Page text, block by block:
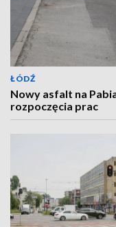
ŁÓDŹ
Nowy asfalt na
rozpoczęcia prac